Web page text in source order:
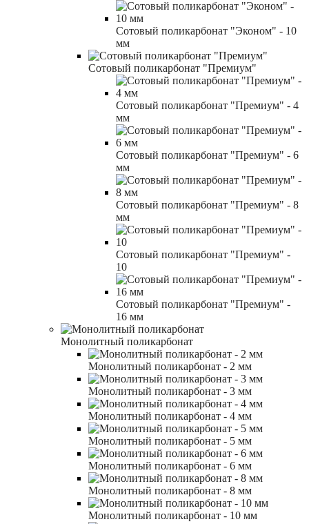
Сотовый поликарбонат "Эконом" - 10
мм
Сотовый поликарбонат "Премиум"
Сотовый поликарбонат "Премиум" - 4
мм
Сотовый поликарбонат "Премиум" - 6
мм
Сотовый поликарбонат "Премиум" - 8
мм
Сотовый поликарбонат "Премиум" -
10
Сотовый поликарбонат "Премиум" -
16 мм
Монолитный поликарбонат
Монолитный поликарбонат - 2 мм
Монолитный поликарбонат - 3 мм
Монолитный поликарбонат - 4 мм
Монолитный поликарбонат - 5 мм
Монолитный поликарбонат - 6 мм
Монолитный поликарбонат - 8 мм
Монолитный поликарбонат - 10 мм